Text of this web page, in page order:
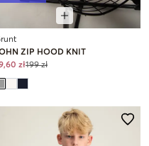
ZIP HOOD KNIT
zł199 zł